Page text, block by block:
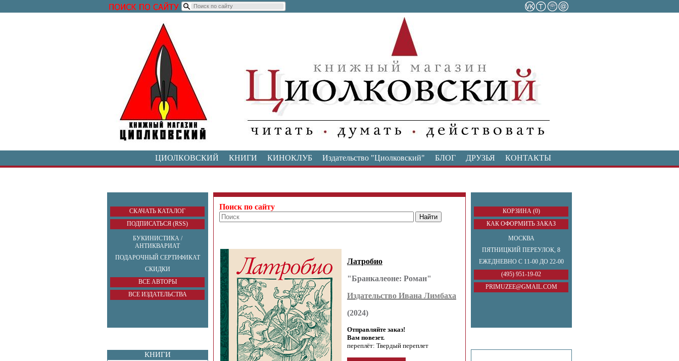
ЦИОЛКОВСКИЙ КНИГИ КИНОКЛУБ Издательство "Циолковский" БЛОГ ДРУЗЬЯ КОНТАКТЫ
СКАЧАТЬ КАТАЛОГ
ПОДПИСАТЬСЯ (RSS)
БУКИНИСТИКА /
АНТИКВАРИАТ
ПОДАРОЧНЫЙ СЕРТИФИКАТ
СКИДКИ
ВСЕ АВТОРЫ
ВСЕ ИЗДАТЕЛЬСТВА
КНИГИ
Поиск по сайту
Латробио
"Бранкалеоне: Роман"
Издательство Ивана Лимбаха
(2024)
Отправляйте заказ!
Вам повезет.
переплёт: Твердый переплет
КОРЗИНА (0)
КАК ОФОРМИТЬ ЗАКАЗ
МОСКВА
ПЯТНИЦКИЙ ПЕРЕУЛОК, 8
ЕЖЕДНЕВНО С 11-00 ДО 22-00
(495) 951-19-02
PRIMUZEE@GMAIL.COM